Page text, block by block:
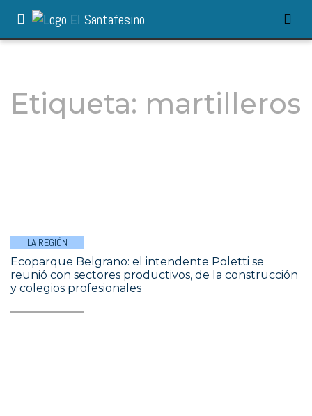
Etiqueta: martilleros
LA REGIÓN
Ecoparque Belgrano: el intendente Poletti se
reunió con sectores productivos, de la construcción
y colegios profesionales